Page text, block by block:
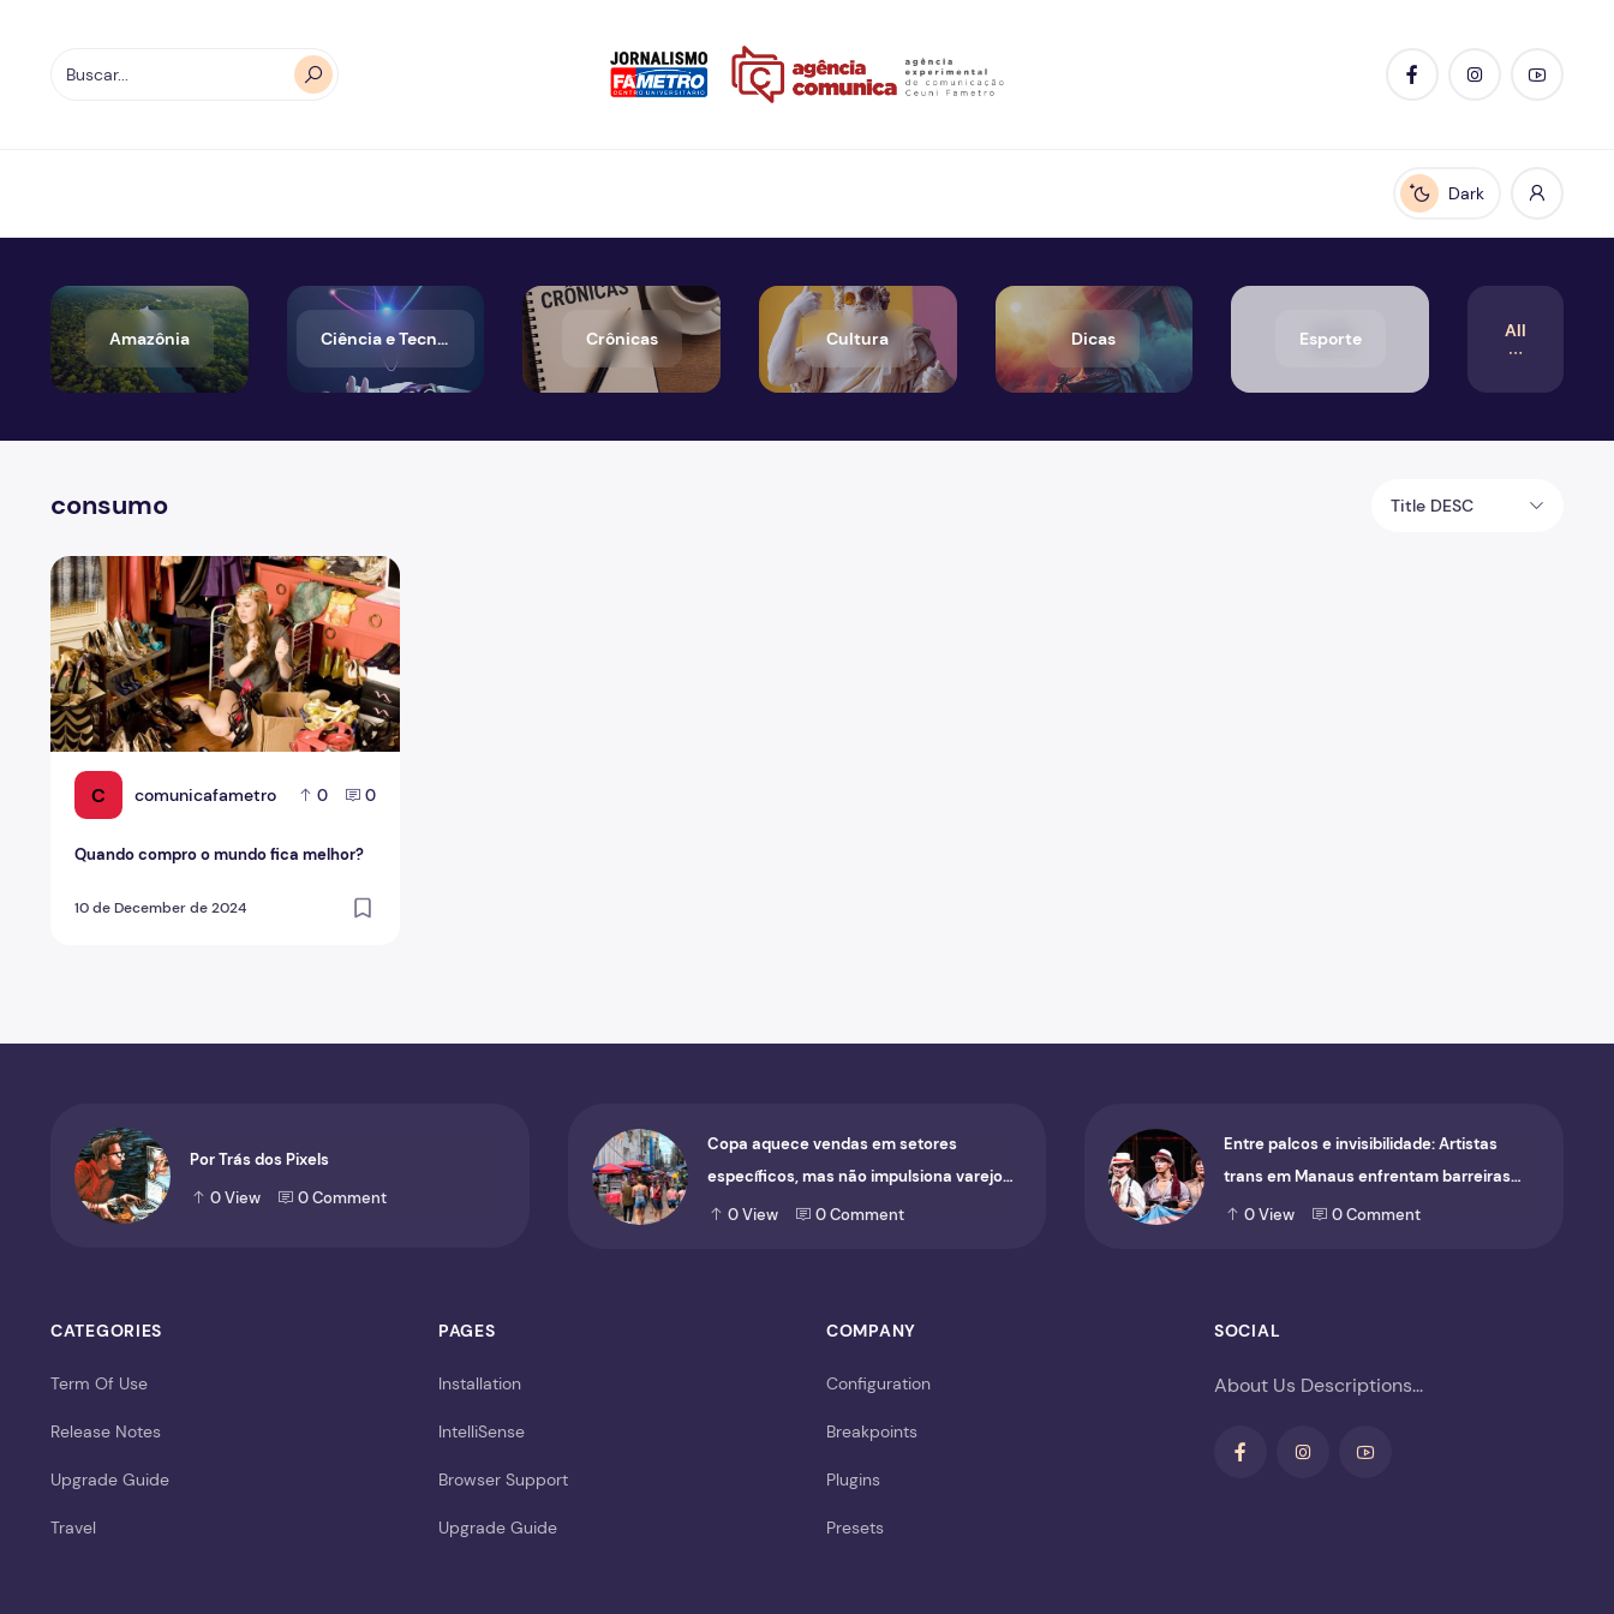
Enable dark mode
Dark
Amazônia Ciência e Tecnologia Crônicas Cultura Dicas Esporte All
consumo Title DESC
C comunicafametro 0 0
Quando compro o mundo fica melhor?
10 de December de 2024
Quando compro o mundo fica melhor?
Por Trás dos Pixels
0View 0Comment
Copa aquece vendas em setores
específicos, mas não impulsiona varejo
de forma geral
0View 0Comment
Entre palcos e invisibilidade: Artistas
trans em Manaus enfrentam barreiras
para ocupar o cenário cultural
0View 0Comment
CATEGORIES
Term Of Use
Release Notes
Upgrade Guide
Travel
PAGES
Installation
IntelliSense
Browser Support
Upgrade Guide
COMPANY
Configuration
Breakpoints
Plugins
Presets
SOCIAL
About Us Descriptions...